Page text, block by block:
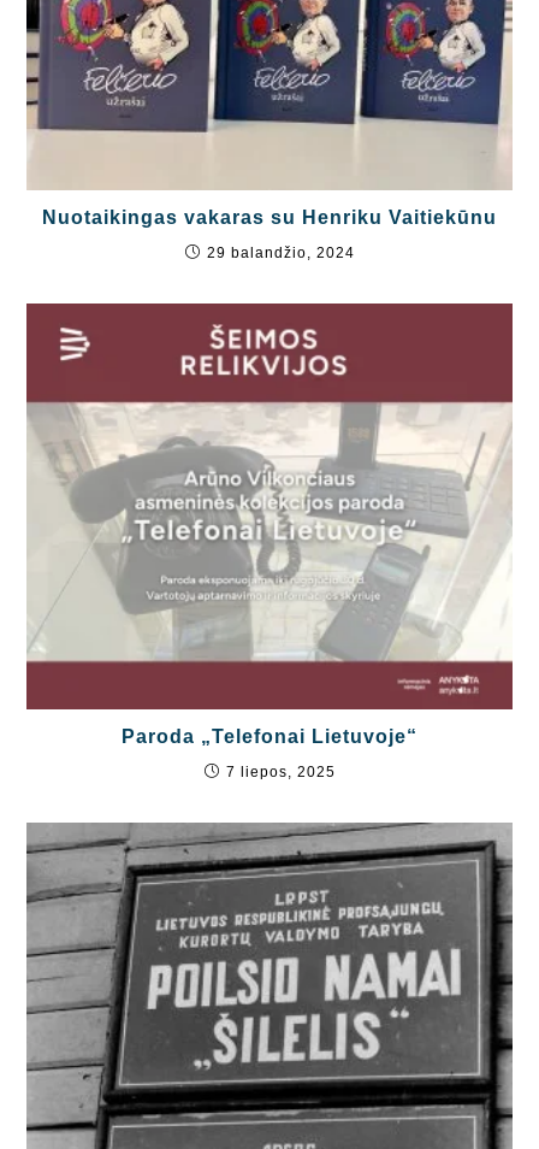
Nuotaikingas vakaras su Henriku Vaitiekūnu
29 balandžio, 2024
Paroda „Telefonai Lietuvoje“
7 liepos, 2025